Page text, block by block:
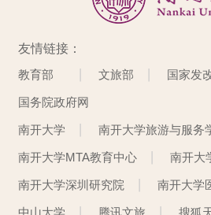
友情链接：
教育部
文旅部 国家发
国务院政府网
南开大学 南开大学旅游与服务
南开大学MTA教育中心 南开大
南开大学深圳研究院 南开大学
中山大学 腾讯文旅 搜狐